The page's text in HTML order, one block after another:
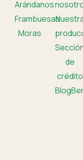
Arándanos
Frambuesas
Moras
de
crédito